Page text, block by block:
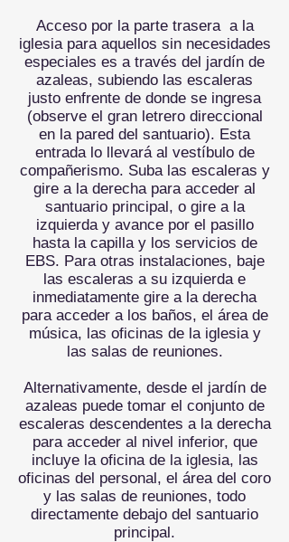
Acceso por la parte trasera a la
iglesia para aquellos sin necesidades
especiales es a través del jardín de
azaleas, subiendo las escaleras
justo enfrente de donde se ingresa
(observe el gran letrero direccional
en la pared del santuario). Esta
entrada lo llevará al vestíbulo de
compañerismo. Suba las escaleras y
gire a la derecha para acceder al
santuario principal, o gire a la
izquierda y avance por el pasillo
hasta la capilla y los servicios de
EBS. Para otras instalaciones, baje
las escaleras a su izquierda e
inmediatamente gire a la derecha
para acceder a los baños, el área de
música, las oficinas de la iglesia y
las salas de reuniones.
Alternativamente, desde el jardín de
azaleas puede tomar el conjunto de
escaleras descendentes a la derecha
para acceder al nivel inferior, que
incluye la oficina de la iglesia, las
oficinas del personal, el área del coro
y las salas de reuniones, todo
directamente debajo del santuario
principal.